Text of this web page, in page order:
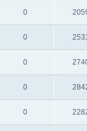
0
0
0
0
0